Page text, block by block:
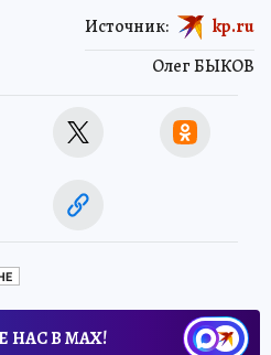
Олег БЫКОВ
Источник: kp.ru
НАС В МАХ!